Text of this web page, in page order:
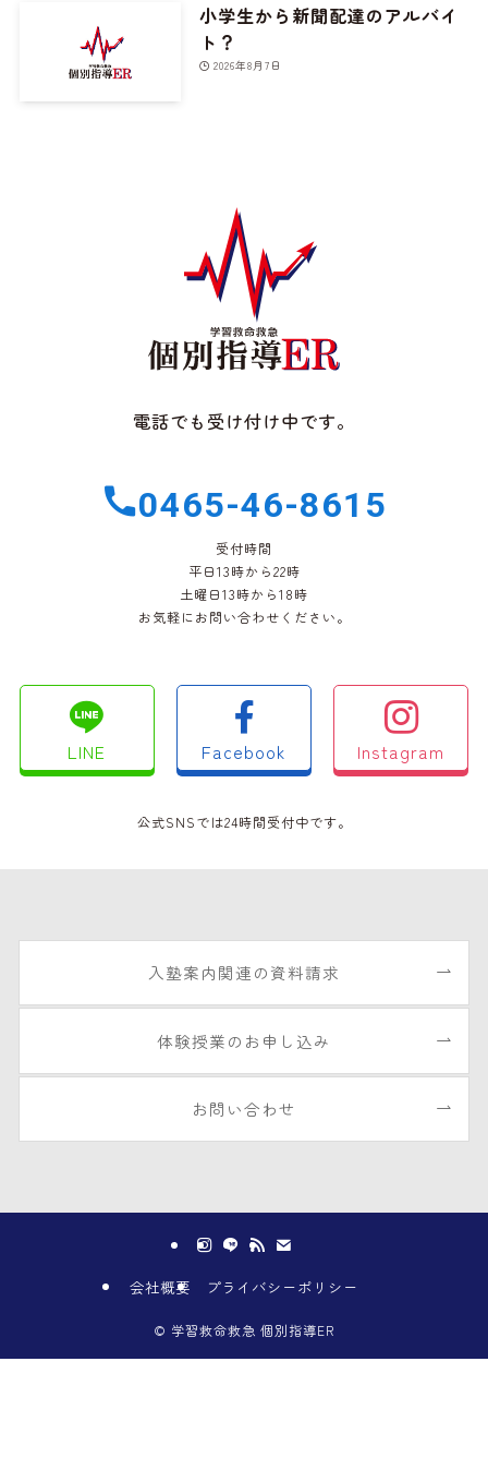
小学生から新聞配達のアルバイ
ト？
2026年8月7日
電話でも受け付け中です。
0465-46-8615
受付時間
平日13時から22時
土曜日13時から18時
お気軽にお問い合わせください。
LINE Facebook Instagram
公式SNSでは24時間受付中です。
入塾案内関連の資料請求
体験授業のお申し込み
お問い合わせ
会社概要 プライバシーポリシー
© 学習救命救急 個別指導ER